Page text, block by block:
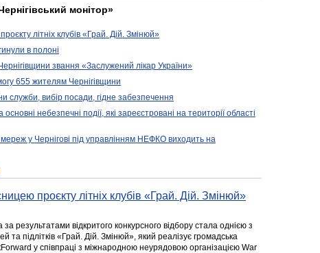
монітор»
літніх клубів «Грай. Дій. Змінюй»
в полоні
звання «Заслужений лікар України»
655 жителям Чернігівщини
служби, вибір посади, гідне забезпечення
небезпечні події, які зареєстровані на території області
мереж у Чернігові під управлінням НЕФКО виходить на
проєкту літніх клубів «Грай. Дій. Змінюй»
за результатами відкритого конкурсного відбору стала однією з
та підлітків «Грай. Дій. Змінюй», який реалізує громадська
у співпраці з міжнародною неурядовою організацією War